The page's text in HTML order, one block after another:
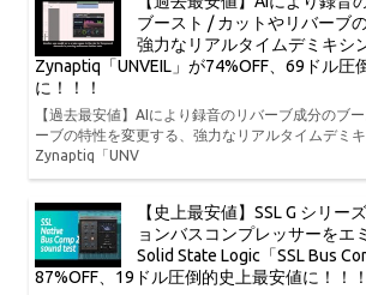
ブースト / カットやリバーブ
強力なリアルタイムデミキシ
Zynaptiq「UNVEIL」が74%OFF、69ドル圧
に！！！
【過去最安値】AIにより録音のリバーブ成分のブ
ーブの特性を変更する、強力なリアルタイムデミ
Zynaptiq「UNV
【史上最安値】SSL G シリー
ョンバスコンプレッサーをエ
Solid State Logic「SSL Bus
87%OFF、19ドル圧倒的史上最安値に！！！